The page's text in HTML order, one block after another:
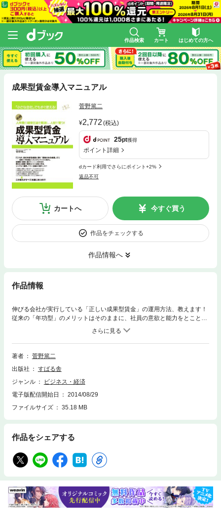
作品検索 カート はじめての方へ
成果型賃金導入マニュアル
菅野篤二
2,772 (税込)
25pt獲得
ポイント詳細
dカード利用でさらにポイント+2%
返品不可
カートへ 今すぐ買う
作品をチェックする
作品情報へ
作品情報
伸びる会社が実行している「正しい成果型賃金」の運用方法、教えます！
従来の「年功型」のメリットはそのままに、社員の意欲と能力をとことん
引き出す給与システム。限られた原資で会社を守るために、不可欠かつ最
適な仕組みを紹介します。 給与テーブルのつくり方はもちろん、社員が成
果を出す人事考課のやり方から、会社の負担をグッと軽くする退職金シス
テムまで、無理なく「成果重視」を実現する方法が満載！ 「膨らみ過ぎた
——そんな経営者、経営幹部にぜひご一読いただきたい一冊です。
著者
菅野篤二
出版社
すばる舎
ジャンル
ビジネス・経済
電子版配信開始日
2014/08/29
ファイルサイズ
35.18 MB
作品をシェアする